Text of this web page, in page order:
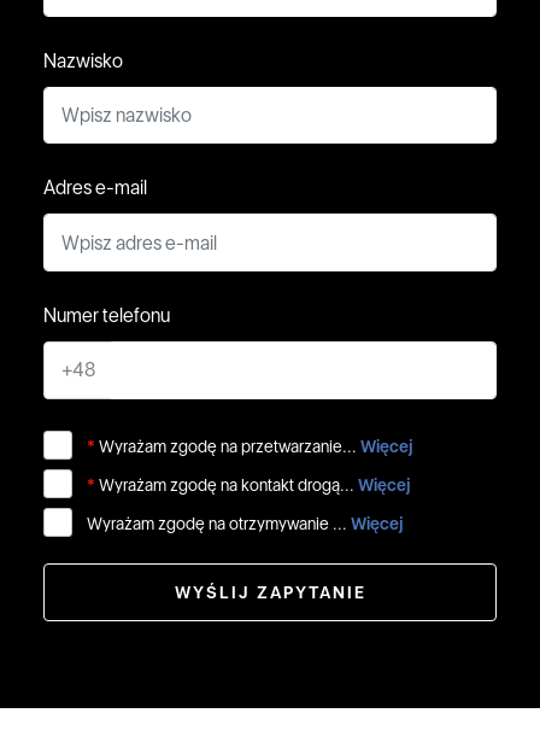
Nazwisko
Adres e-mail
Numer telefonu
+48
* Wyrażam zgodę na przetwarzanie... Więcej
* Wyrażam zgodę na kontakt drogą... Więcej
Wyrażam zgodę na otrzymywanie ... Więcej
WYŚLIJ ZAPYTANIE